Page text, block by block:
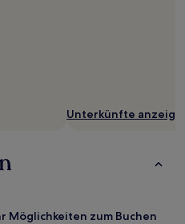
Unterkünfte
Möglichkeiten zum Buchen